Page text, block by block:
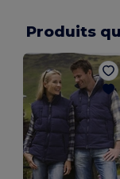
Produits